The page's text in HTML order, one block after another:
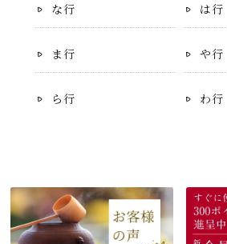
な行 は行
ま行 や行
ら行 わ行